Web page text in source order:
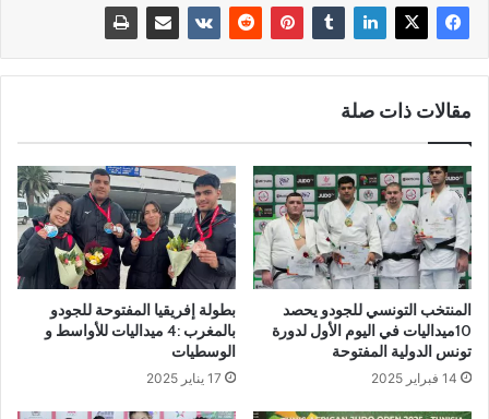
مقالات ذات صلة
المنتخب التونسي للجودو يحصد
10ميداليات في اليوم الأول لدورة
تونس الدولية المفتوحة
14 فبراير 2025
بطولة إفريقيا المفتوحة للجودو
بالمغرب :4 ميداليات للأواسط و
الوسطيات
17 يناير 2025